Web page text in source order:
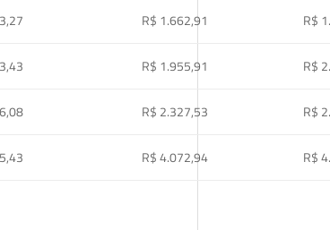
R$ 1.662,91
R$
R$ 1.955,91
R$
R$ 2.327,53
R$
R$ 4.072,94 R$